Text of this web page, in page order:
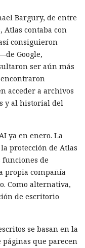
Bargury, de entre
Atlas contaba con
consiguieron
Google,
ser aún más
acceder a archivos
y al historial del
ya en enero. La
protección de Atlas
funciones de
propia compañía
Como alternativa,
de escritorio
se basan en la
que parecen